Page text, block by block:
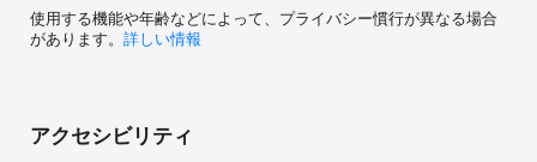
・メモ機能で自分だけの情報を書き込めます。
・パソコンで保存した情報も、アプリで見られます。
雲の動きと降水量がわかります。(※1)
使用する機能や年齢などによって、プライバシー慣行が異なる場合
があります。 詳しい情報
アクセシビリティ